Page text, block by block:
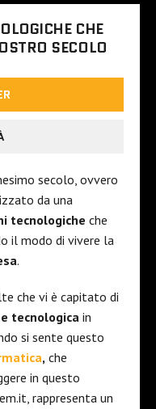
CHE
SECOLO
secolo, ovvero
da una
tecnologiche che
il modo di vivere la
.
che vi è capitato di
tecnologica in
si sente questo
, che
in questo
rappresenta un